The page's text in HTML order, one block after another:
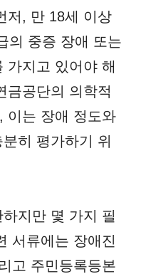
저, 만 18세 이상
의 중증 장애 또는
가지고 있어야 해
금공단의 의학적
이는 장애 정도와
히 평가하기 위
지만 몇 가지 필
서류에는 장애진
고 주민등록등본